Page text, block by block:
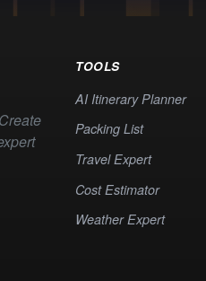
TOOLS
AI Itinerary Planner
Packing List
Travel Expert
Cost Estimator
Weather Expert